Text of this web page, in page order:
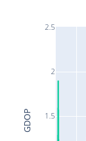
1.5
2
2.5
GDOP